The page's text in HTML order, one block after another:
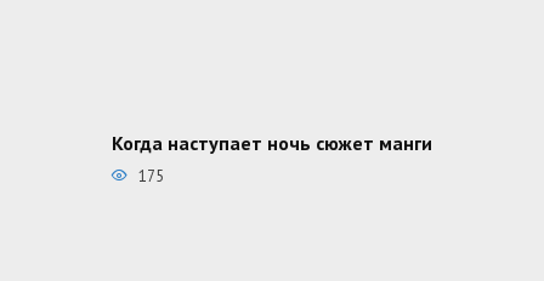
Когда наступает ночь сюжет манги
175